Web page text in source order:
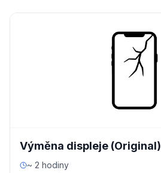
Výměna displeje (Original)
~ 2 hodiny